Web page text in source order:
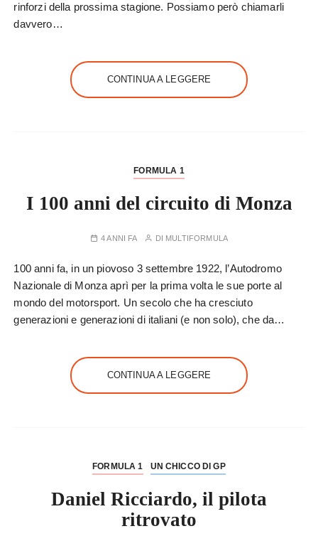
rinforzi della prossima stagione. Possiamo però chiamarli
davvero…
CONTINUA A LEGGERE
FORMULA 1
I 100 anni del circuito di Monza
4 ANNI FA DI MULTIFORMULA
100 anni fa, in un piovoso 3 settembre 1922, l’Autodromo
Nazionale di Monza aprì per la prima volta le sue porte al
mondo del motorsport. Un secolo che ha cresciuto
generazioni e generazioni di italiani (e non solo), che da…
CONTINUA A LEGGERE
FORMULA 1 UN CHICCO DI GP
Daniel Ricciardo, il pilota
ritrovato